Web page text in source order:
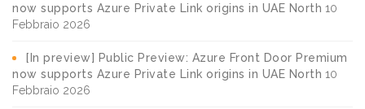
now supports Azure Private Link origins in UAE North 10
Febbraio 2026
[In preview] Public Preview: Azure Front Door Premium
now supports Azure Private Link origins in UAE North 10
Febbraio 2026